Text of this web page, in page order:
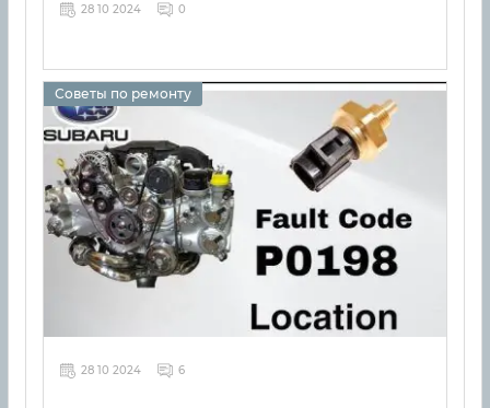
28 10 2024 0
Советы по ремонту
28 10 2024 6